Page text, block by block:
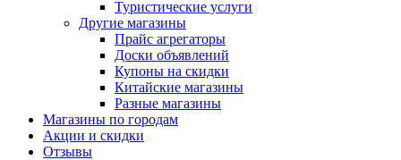
Туристические услуги
Другие магазины
Прайс агрегаторы
Доски объявлений
Купоны на скидки
Китайские магазины
Разные магазины
Магазины по городам
Акции и скидки
Отзывы